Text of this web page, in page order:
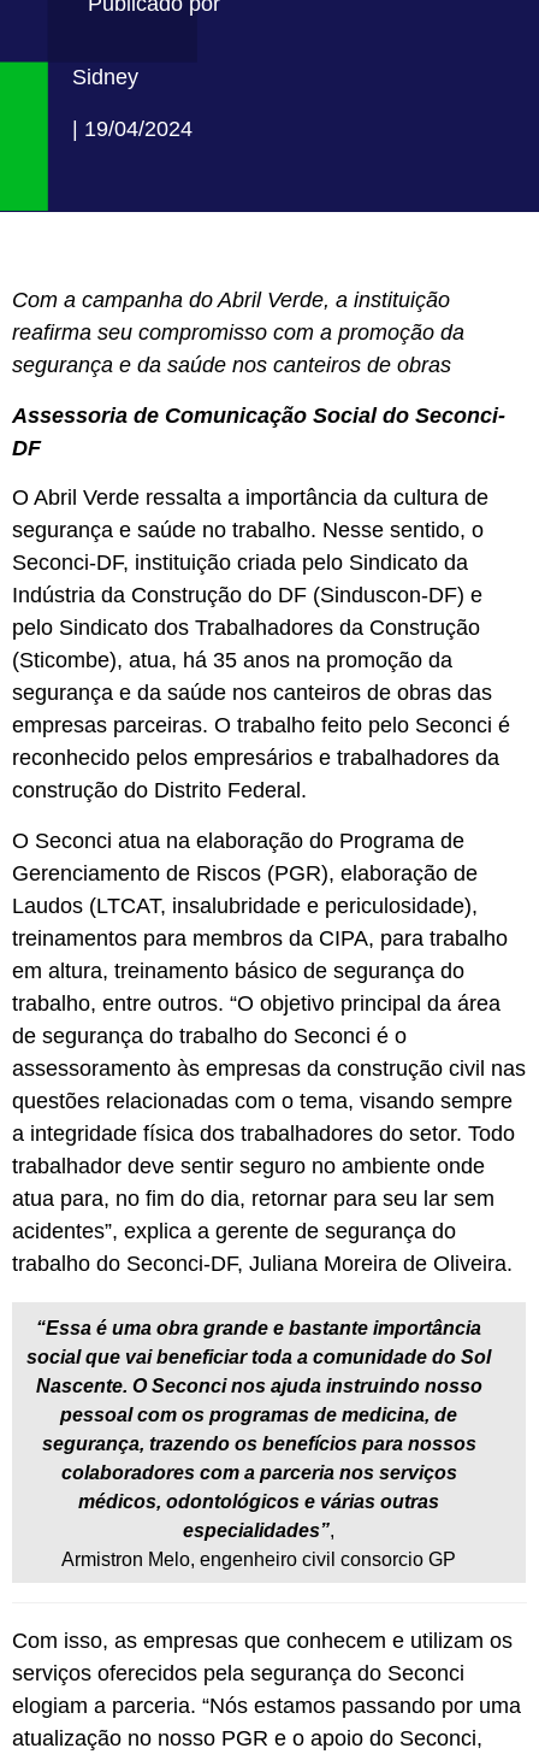
Sidney
| 19/04/2024
Com a campanha do Abril Verde, a instituição
reafirma seu compromisso com a promoção da
segurança e da saúde nos canteiros de obras
Assessoria de Comunicação Social do Seconci-
DF
O Abril Verde ressalta a importância da cultura de
segurança e saúde no trabalho. Nesse sentido, o
Seconci-DF, instituição criada pelo Sindicato da
Indústria da Construção do DF (Sinduscon-DF) e
pelo Sindicato dos Trabalhadores da Construção
(Sticombe), atua, há 35 anos na promoção da
segurança e da saúde nos canteiros de obras das
empresas parceiras. O trabalho feito pelo Seconci é
reconhecido pelos empresários e trabalhadores da
construção do Distrito Federal.
O Seconci atua na elaboração do Programa de
Gerenciamento de Riscos (PGR), elaboração de
Laudos (LTCAT, insalubridade e periculosidade),
treinamentos para membros da CIPA, para trabalho
em altura, treinamento básico de segurança do
trabalho, entre outros. “O objetivo principal da área
de segurança do trabalho do Seconci é o
assessoramento às empresas da construção civil nas
questões relacionadas com o tema, visando sempre
a integridade física dos trabalhadores do setor. Todo
trabalhador deve sentir seguro no ambiente onde
atua para, no fim do dia, retornar para seu lar sem
acidentes”, explica a gerente de segurança do
trabalho do Seconci-DF, Juliana Moreira de Oliveira.
“Essa é uma obra grande e bastante importância
social que vai beneficiar toda a comunidade do Sol
Nascente. O Seconci nos ajuda instruindo nosso
pessoal com os programas de medicina, de
segurança, trazendo os benefícios para nossos
colaboradores com a parceria nos serviços
médicos, odontológicos e várias outras
especialidades”,
Armistron Melo, engenheiro civil consorcio GP
Com isso, as empresas que conhecem e utilizam os
serviços oferecidos pela segurança do Seconci
elogiam a parceria. “Nós estamos passando por uma
atualização no nosso PGR e o apoio do Seconci,